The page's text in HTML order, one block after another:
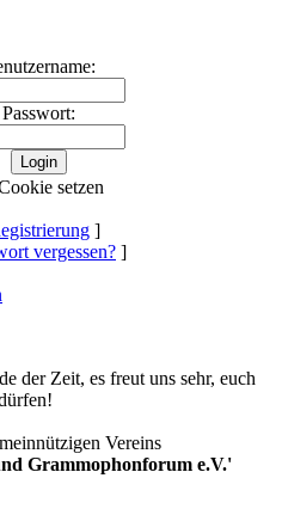
Passwort:
setzen
]
vergessen? ]
der Zeit, es freut uns sehr, euch
Vereins
Grammophonforum e.V.'